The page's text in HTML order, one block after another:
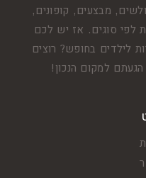
מבצעים, קופונים,
לפי סוגים. אז יש לכם
לילדים בחופש? רוצים
הגעתם למקום הנכון!